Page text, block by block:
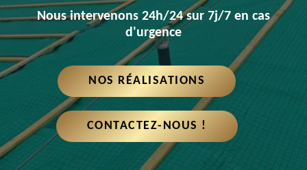
Nous intervenons 24h/24 sur 7j/7 en cas
d'urgence
NOS RÉALISATIONS
CONTACTEZ-NOUS !